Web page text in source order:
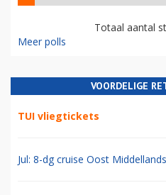
Totaal aantal
Meer polls
VOORDELIGE
TUI vliegtickets
Jul: 8-dg cruise Oost